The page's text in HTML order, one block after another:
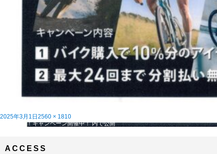
投
2025年3月1日 フ
ル
2560 × 1810
ゲ
Let’s Ride！キャンペーン開催中！ 内で公開
ACCESS